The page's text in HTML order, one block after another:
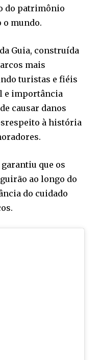
do patrimônio
mundo.
Guia, construída
mais
turistas e fiéis
e importância
causar danos
à história
que os
ao longo do
do cuidado